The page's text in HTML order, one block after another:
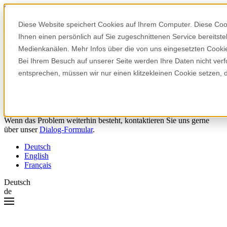
Diese Website speichert Cookies auf Ihrem Computer. Diese
Ihnen einen persönlich auf Sie zugeschnittenen Service
Medienkanälen. Mehr Infos über die von uns eingesetzten
Bei Ihrem Besuch auf unserer Seite werden Ihre Daten nicht
entsprechen, müssen wir nur einen klitzekleinen Cookie
Skip to content
Hoppla! Da ist etwas schiefgelaufen.
Wenn das Problem weiterhin besteht, kontaktieren Sie uns gerne
über unserDialog-Formular.
Deutsch
English
Français
Deutsch
de